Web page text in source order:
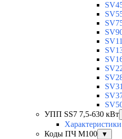
УПП SS7 7,5-630 кВт
Коды ПЧ М100
▼